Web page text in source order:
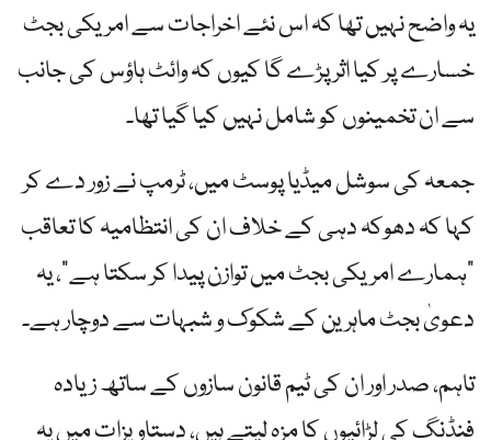
یہ واضح نہیں تھا کہ اس نئے اخراجات سے امریکی بجٹ
خسارے پر کیا اثر پڑے گا کیوں کہ وائٹ ہاؤس کی جانب
سے ان تخمینوں کو شامل نہیں کیا گیا تھا۔
جمعہ کی سوشل میڈیا پوسٹ میں، ٹرمپ نے زور دے کر
کہا کہ دھوکہ دہی کے خلاف ان کی انتظامیہ کا تعاقب
"ہمارے امریکی بجٹ میں توازن پیدا کر سکتا ہے”، یہ
دعویٰ بجٹ ماہرین کے شکوک و شبہات سے دوچار ہے۔
تاہم، صدر اور ان کی ٹیم قانون سازوں کے ساتھ زیادہ
فنڈنگ ​​کی لڑائیوں کا مزہ لیتے ہیں، دستاویزات میں یہ